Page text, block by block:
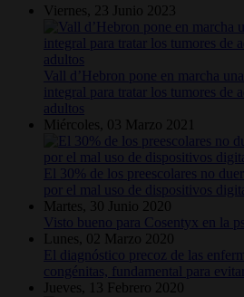
Viernes, 23 Junio 2023
Vall d’Hebron pone en marcha
integral para tratar los tumores de
adultos
Miércoles, 03 Marzo 2021
El 30% de los preescolares no
por el mal uso de dispositivos
Martes, 30 Junio 2020
Visto bueno para Cosentyx en la
Lunes, 02 Marzo 2020
El diagnóstico precoz de las
congénitas, fundamental para
Jueves, 13 Febrero 2020